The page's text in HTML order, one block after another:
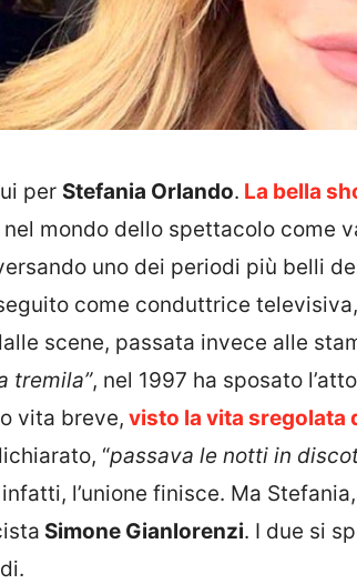
per Stefania Orlando. La bella
mondo dello spettacolo come
uno dei periodi più belli
come conduttrice
scene, passata invece alle
tremila”, nel 1997 ha sposato
vita breve, visto la vita sregolata
“passava le notti in
l’unione finisce. Ma
Simone Gianlorenzi. I due si